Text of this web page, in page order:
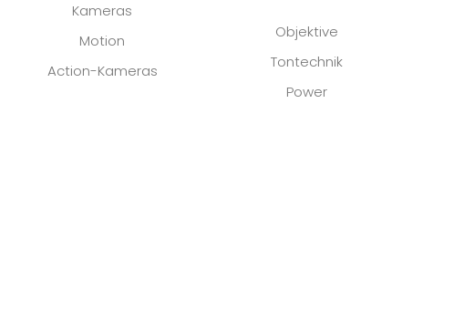
Kameras
Motion
Action-Kameras
Objektive
Tontechnik
Power